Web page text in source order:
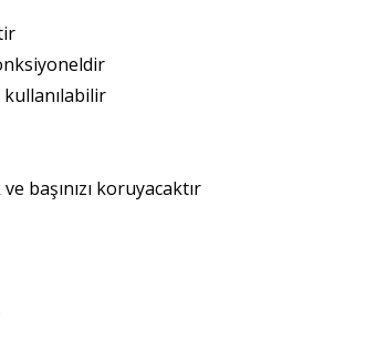
kullanılabilir
başınızı koruyacaktır